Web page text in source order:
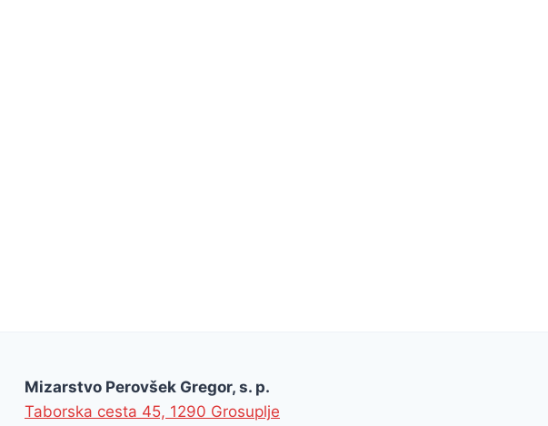
Mizarstvo Perovšek Gregor, s. p.
Taborska cesta 45, 1290 Grosuplje